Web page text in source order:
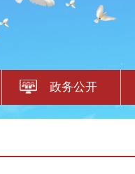
政务公开